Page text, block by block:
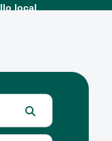
local